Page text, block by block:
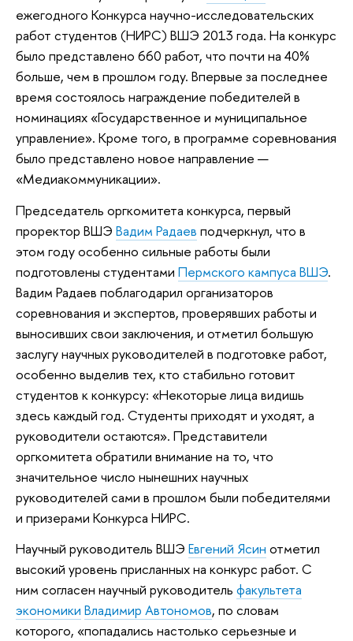
ежегодного Конкурса научно-исследовательских
работ студентов (НИРС) ВШЭ 2013 года. На конкурс
было представлено 660 работ, что почти на 40%
больше, чем в прошлом году. Впервые за последнее
время состоялось награждение победителей в
номинациях «Государственное и муниципальное
управление». Кроме того, в программе соревнования
было представлено новое направление —
«Медиакоммуникации».
Председатель оргкомитета конкурса, первый
проректор ВШЭ Вадим Радаев подчеркнул, что в
этом году особенно сильные работы были
подготовлены студентами Пермского кампуса ВШЭ.
Вадим Радаев поблагодарил организаторов
соревнования и экспертов, проверявших работы и
выносивших свои заключения, и отметил большую
заслугу научных руководителей в подготовке работ,
особенно выделив тех, кто стабильно готовит
студентов к конкурсу: «Некоторые лица видишь
здесь каждый год. Студенты приходят и уходят, а
руководители остаются». Представители
оргкомитета обратили внимание на то, что
значительное число нынешних научных
руководителей сами в прошлом были победителями
и призерами Конкурса НИРС.
Научный руководитель ВШЭ Евгений Ясин отметил
высокий уровень присланных на конкурс работ. С
ним согласен научный руководитель факультета
экономики Владимир Автономов, по словам
которого, «попадались настолько серьезные и